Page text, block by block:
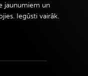
jaunumiem un
Iegūsti vairāk.